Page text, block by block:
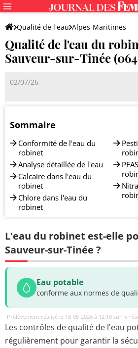
Qualité de l'eau Alpes-Maritimes
Saint-Sauveur-sur-Tinée
Qualité de l'eau du
Sauveur-sur-Tinée
02/07/26
Sommaire
Conformité de l'eau du
robinet
Analyse détaillée de l'eau
Calcaire dans l'eau du
robinet
Chlore dans l'eau du
robinet
L'eau du robinet est-elle
Sauveur-sur-Tinée ?
Eau potable
conforme aux normes de
Prélèvement réalisé le 18-05-2026 à 12:10 sur le
Les contrôles de qualité de l'eau
régulièrement pour garantir la